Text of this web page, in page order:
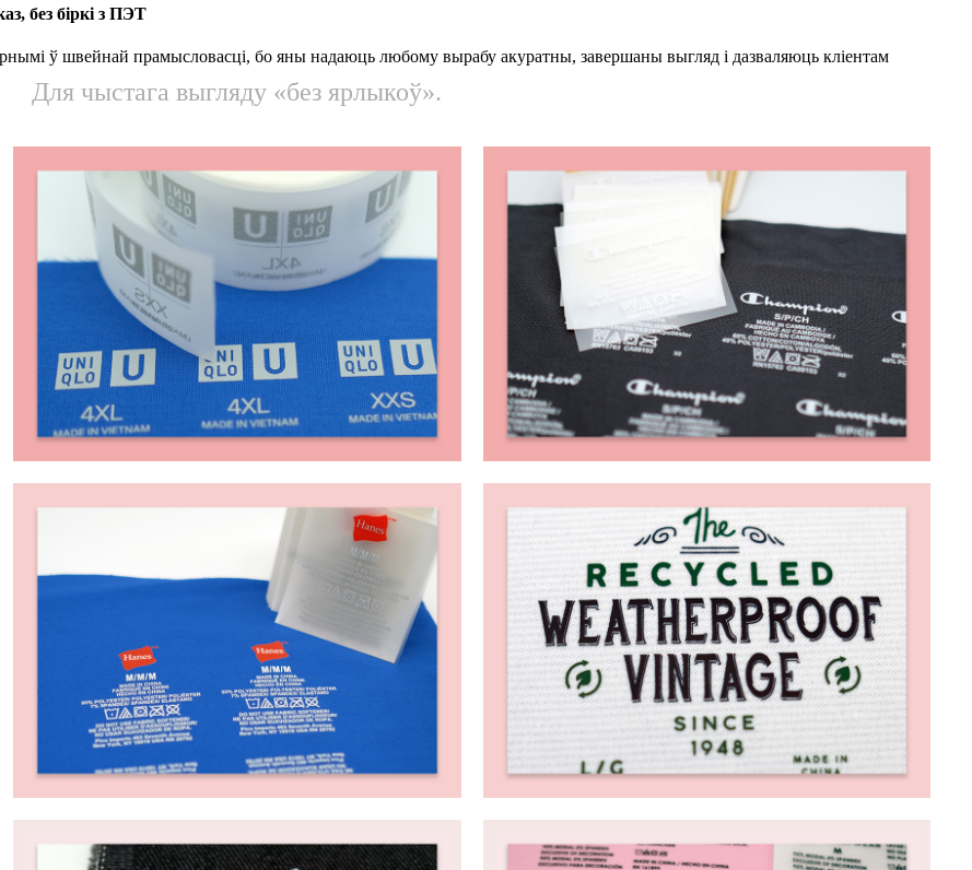
без біркі з ПЭТ
ў швейнай прамысловасці, бо яны надаюць любому вырабу акуратны, завершаны выгляд і дазваляюць кліентам
Для чыстага выгляду «без ярлыкоў».